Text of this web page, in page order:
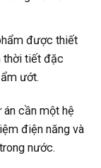
được thiết
thời tiết đặc
ướt.
cần một hệ
điện năng và
nước.